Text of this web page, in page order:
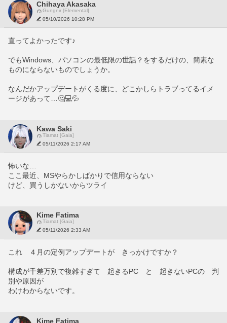
Chihaya Akasaka
Gungnir [Elemental]
05/10/2026 10:28 PM
直ってよかったです♪
でもWindows、パソコンの最低限の世話？をするだけの、簡素な
ものにならないものでしょうか。
なんだかアップデートがくる度に、どこかしらトラブってるイメ
ージがあって…🤔💻💦
Kawa Saki
Tiamat [Gaia]
05/11/2026 2:17 AM
怖いな…
ここ最近、MSやらかしばかりで信用ならない
けど、買うしかないからツライ
Kime Fatima
Tiamat [Gaia]
05/11/2026 2:33 AM
これ　４月の定例アップデートが　きっかけですか？
構成が千差万別で複雑すぎて　起きるPC　と　起きないPCの　判
別や原因が
わけわからないです。
Kime Fatima